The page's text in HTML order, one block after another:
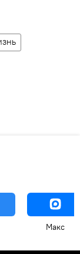
Макс